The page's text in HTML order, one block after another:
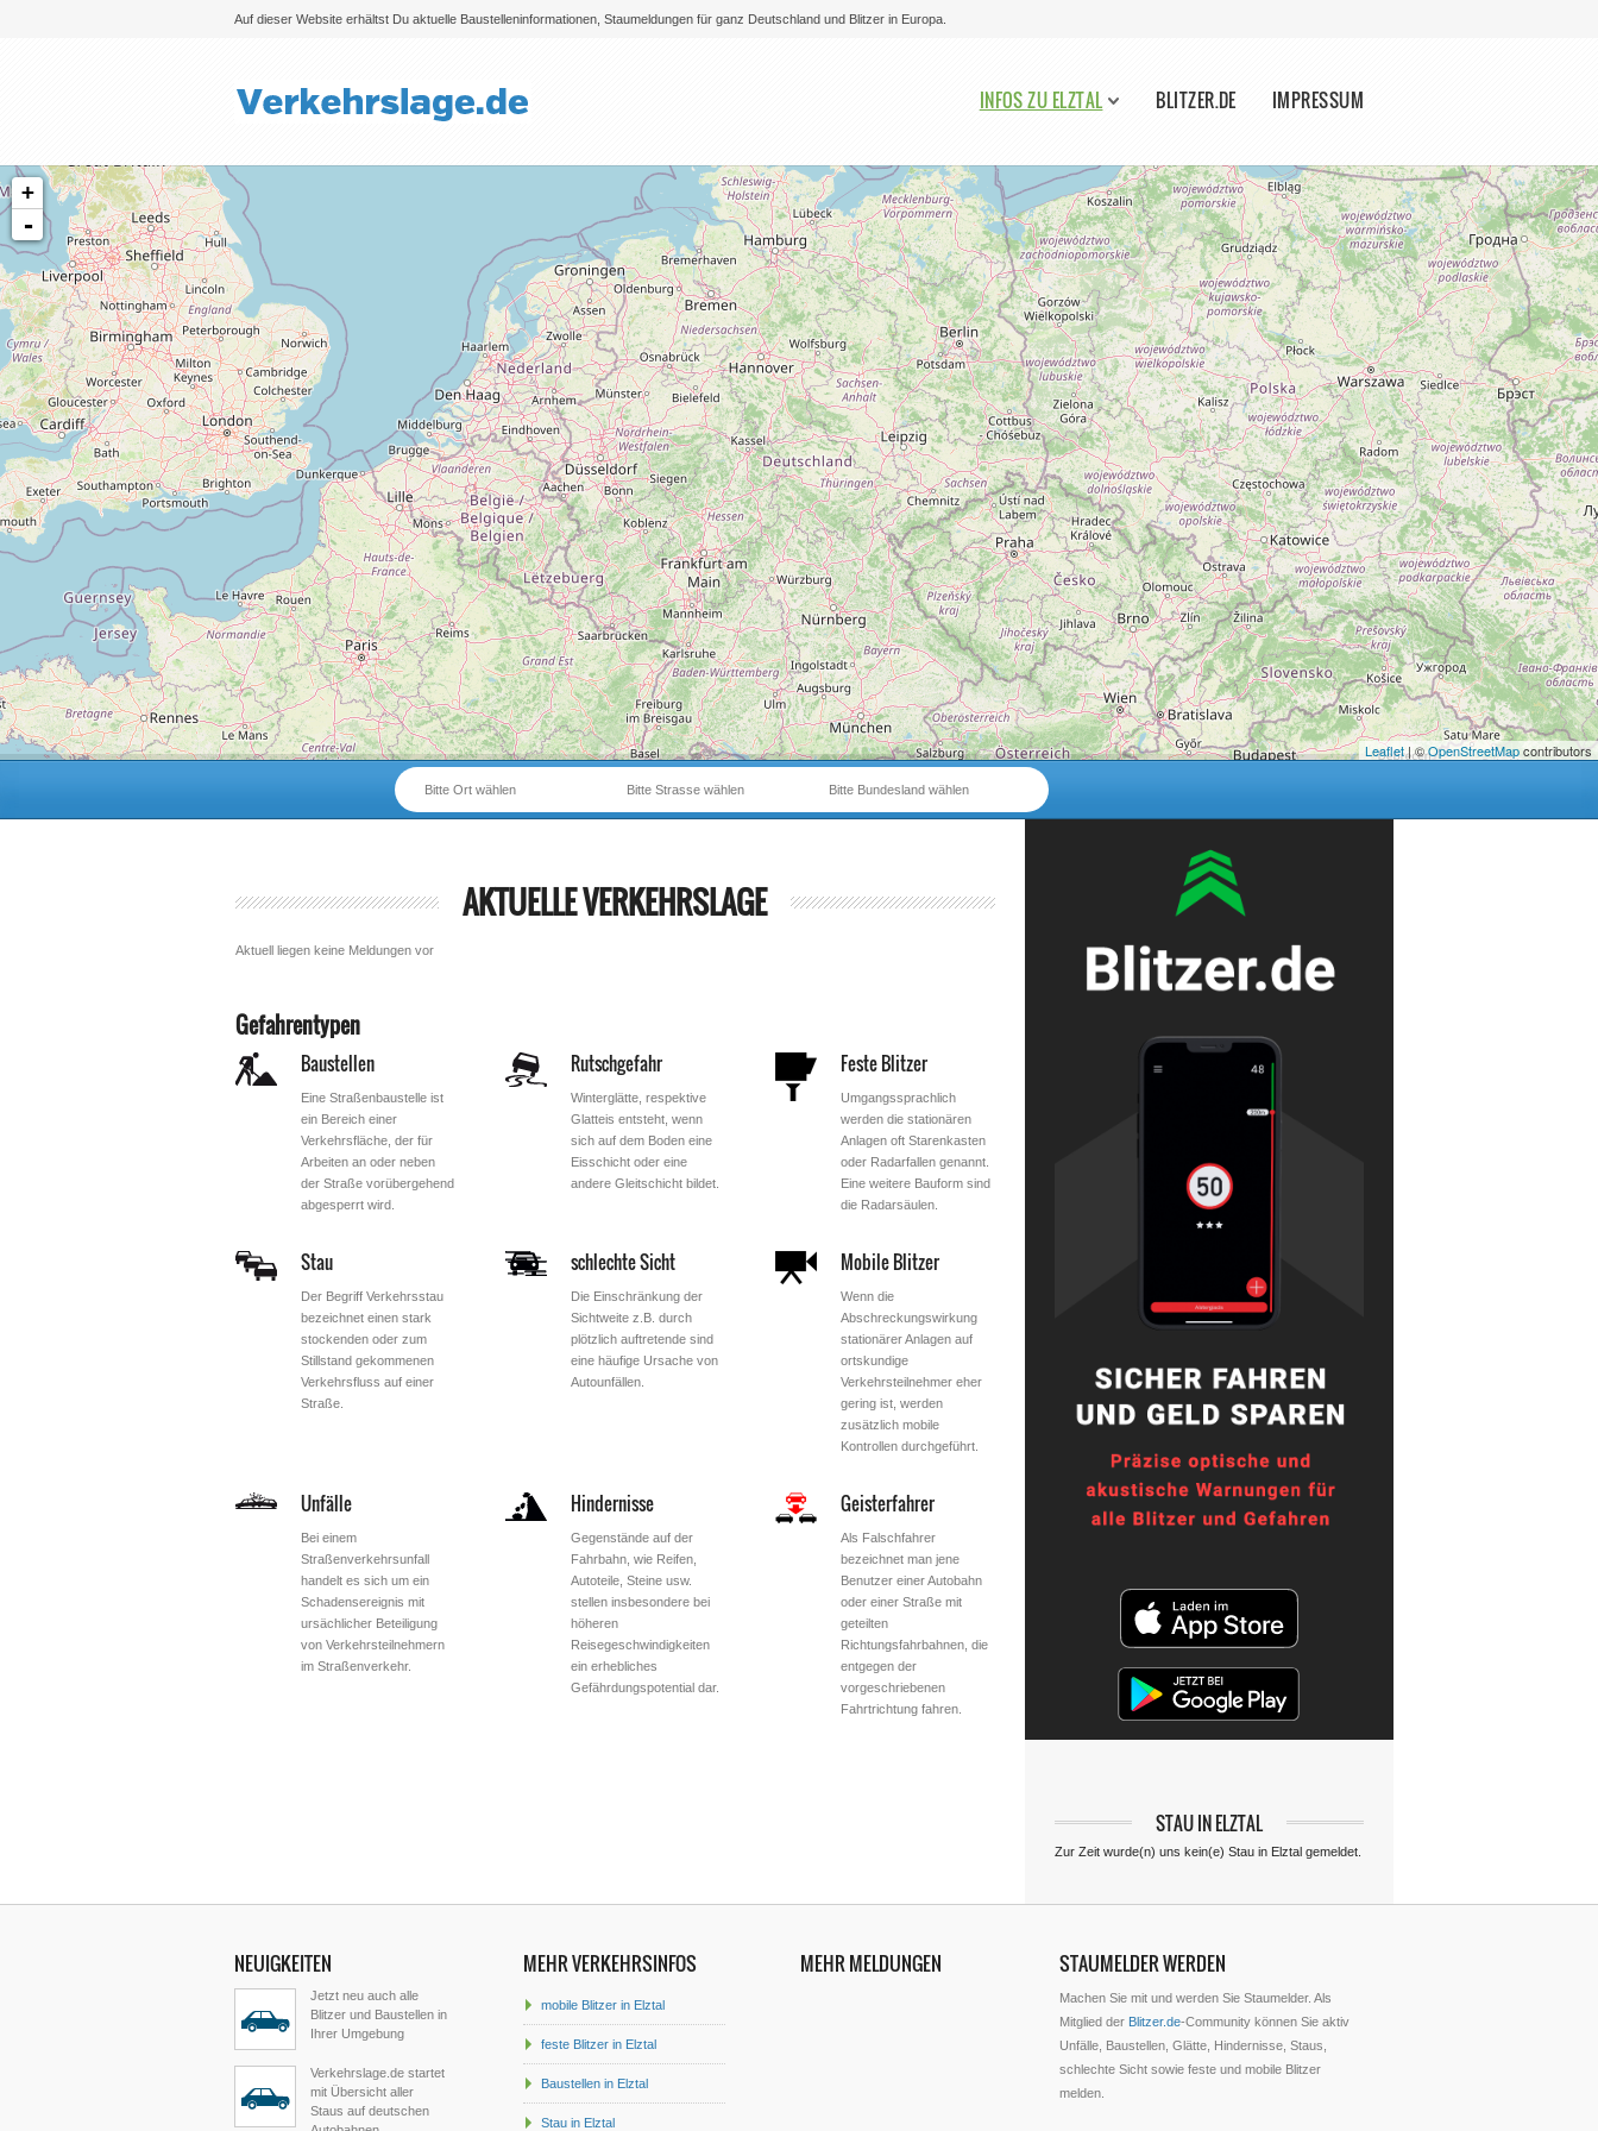
Auf dieser Website erhältst Du aktuelle Baustelleninformationen, Staumeldungen für ganz Deutschland und Blitzer in Europa.
Bitte auswählen
INFOS ZU ELZTAL BLITZER.DE IMPRESSUM
+
-
Leaflet| ©OpenStreetMapcontributors
Bitte Bundesland wählen
Bitte Strasse wählen
Bitte Ort wählen
AKTUELLE VERKEHRSLAGE
Aktuell liegen keine Meldungen vor
Gefahrentypen
Baustellen
Eine Straßenbaustelle ist
ein Bereich einer
Verkehrsfläche, der für
Arbeiten an oder neben
der Straße vorübergehend
abgesperrt wird.
Rutschgefahr
Winterglätte, respektive
Glatteis entsteht, wenn
sich auf dem Boden eine
Eisschicht oder eine
andere Gleitschicht bildet.
Feste Blitzer
Umgangssprachlich
werden die stationären
Anlagen oft Starenkasten
oder Radarfallen genannt.
Eine weitere Bauform sind
die Radarsäulen.
Stau
Der Begriff Verkehrsstau
bezeichnet einen stark
stockenden oder zum
Stillstand gekommenen
Verkehrsfluss auf einer
Straße.
schlechte Sicht
Die Einschränkung der
Sichtweite z.B. durch
plötzlich auftretende sind
eine häufige Ursache von
Autounfällen.
Mobile Blitzer
Wenn die
Abschreckungswirkung
stationärer Anlagen auf
ortskundige
Verkehrsteilnehmer eher
gering ist, werden
zusätzlich mobile
Kontrollen durchgeführt.
Unfälle
Bei einem
Straßenverkehrsunfall
handelt es sich um ein
Schadensereignis mit
ursächlicher Beteiligung
von Verkehrsteilnehmern
im Straßenverkehr.
Hindernisse
Gegenstände auf der
Fahrbahn, wie Reifen,
Autoteile, Steine usw.
stellen insbesondere bei
höheren
Reisegeschwindigkeiten
ein erhebliches
Gefährdungspotential dar.
Geisterfahrer
Als Falschfahrer
bezeichnet man jene
Benutzer einer Autobahn
oder einer Straße mit
geteilten
Richtungsfahrbahnen, die
entgegen der
vorgeschriebenen
Fahrtrichtung fahren.
STAU IN ELZTAL
Zur Zeit wurde(n) uns kein(e) Stau in Elztal gemeldet.
NEUIGKEITEN
Jetzt neu auch alle
Blitzer und Baustellen in
Ihrer Umgebung
Verkehrslage.de startet
mit Übersicht aller
Staus auf deutschen
MEHR VERKEHRSINFOS
mobile Blitzer in Elztal
feste Blitzer in Elztal
Baustellen in Elztal
Stau in Elztal
MEHR MELDUNGEN STAUMELDER WERDEN
Machen Sie mit und werden Sie Staumelder. Als
Mitglied der Blitzer.de-Community können Sie aktiv
Unfälle, Baustellen, Glätte, Hindernisse, Staus,
schlechte Sicht sowie feste und mobile Blitzer
melden.